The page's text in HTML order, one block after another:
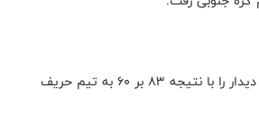
ملی‌پوشان کشورمان این دیدار را با نتیجه ۸۳ بر ۶۰ به تیم حریف